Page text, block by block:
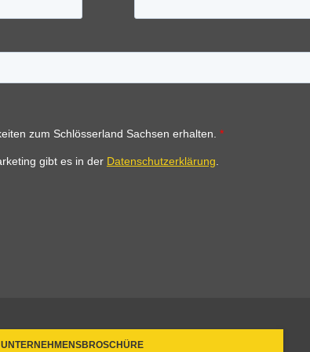
UNTERNEHMENSBROSCHÜRE